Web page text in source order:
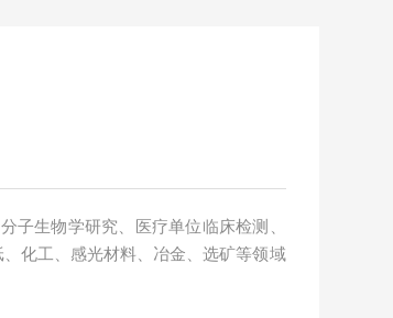
子生物学研究、医疗单位临床检测、
化工、感光材料、冶金、选矿等领域